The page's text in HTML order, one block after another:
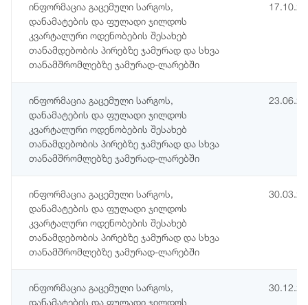
ინფორმაცია გაცემული სარგოს,
დანამატების და ფულადი ჯილდოს
კვარტალური ოდენობების შესახებ
თანამდებობის პირებზე ჯამურად და სხვა
თანამშრომლებზე ჯამურად-ლარებში
ინფორმაცია გაცემული სარგოს,
დანამატების და ფულადი ჯილდოს
კვარტალური ოდენობების შესახებ
თანამდებობის პირებზე ჯამურად და სხვა
თანამშრომლებზე ჯამურად-ლარებში
ინფორმაცია გაცემული სარგოს,
დანამატების და ფულადი ჯილდოს
კვარტალური ოდენობების შესახებ
თანამდებობის პირებზე ჯამურად და სხვა
თანამშრომლებზე ჯამურად-ლარებში
ინფორმაცია გაცემული სარგოს,
დანამატების და ფულადი ჯილდოს